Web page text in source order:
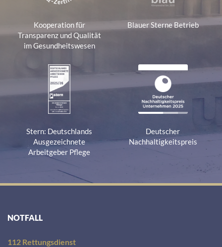
Kooperation für
Transparenz und Qualität
im Gesundheitswesen
Blauer Sterne Betrieb
Stern: Deutschlands
Ausgezeichnete
Arbeitgeber Pflege
Deutscher
Nachhaltigkeitspreis
NOTFALL
112 Rettungsdienst